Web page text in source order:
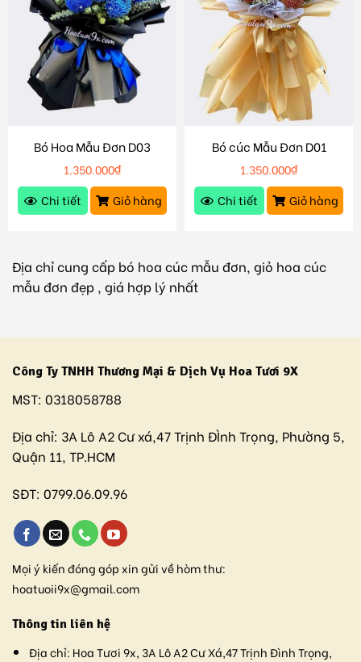
Bó Hoa Mẫu Đơn D03
1.350.000₫
Chi tiết
Giỏ hàng
Bó cúc Mẫu Đơn D01
1.350.000₫
Chi tiết
Giỏ hàng
Địa chỉ cung cấp bó hoa cúc mẫu đơn, giỏ hoa cúc
mẫu đơn đẹp , giá hợp lý nhất
Công Ty TNHH Thương Mại & Dịch Vụ Hoa Tươi 9X
MST: 0318058788
Địa chỉ: 3A Lô A2 Cư xá,47 Trịnh ĐÌnh Trọng, Phường 5,
Quận 11, TP.HCM
SĐT: 0799.06.09.96
Mọi ý kiến đóng góp xin gửi về hòm thư:
hoatuoii9x@gmail.com
Thông tin liên hệ
Địa chỉ: Hoa Tươi 9x, 3A Lô A2 Cư Xá,47 Trịnh Đình Trọng,